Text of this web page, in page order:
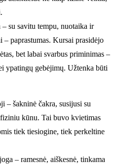
su savitu tempu, nuotaika ir
paprastumas. Kursai prasidėjo
bet labai svarbus priminimas –
ypatingų gebėjimų. Užtenka būti
– šakninė čakra, susijusi su
kūnu. Tai buvo kvietimas
tiek tiesiogine, tiek perkeltine
– ramesnė, aiškesnė, tinkama